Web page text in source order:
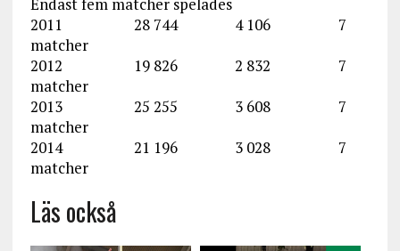
2011 28 744 4 106 7
matcher
2012 19 826 2 832 7
matcher
2013 25 255 3 608 7
matcher
2014 21 196 3 028 7
matcher
Läs också